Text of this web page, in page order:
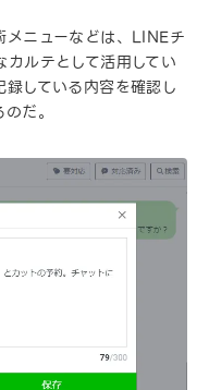
メニューなどは、LINEチ
ルテとして活用してい
している内容を確認し
だ。